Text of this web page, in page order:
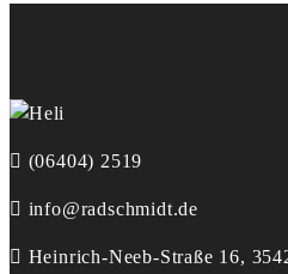
(06404) 2519
info@radschmidt.de
Heinrich-Neeb-Straße 16,